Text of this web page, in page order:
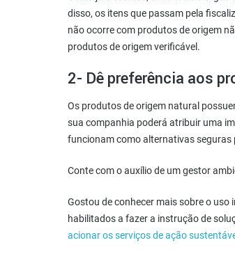
disso, os itens que passam pela
não ocorre com produtos de origem
produtos de origem verificável.
2- Dê preferência aos
Os produtos de origem natural
sua companhia poderá atribuir uma
funcionam como alternativas seguras
Conte com o auxílio de um gestor
Gostou de conhecer mais sobre o
habilitados a fazer a instrução de
acionar os serviços de ação